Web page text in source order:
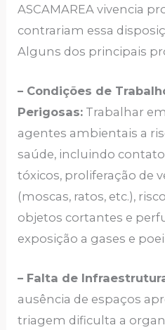
ASCAMAREA vivencia
contrariam essa
Alguns dos principais
– Condições de
Perigosas: Trabalhar
agentes ambientais a
saúde, incluindo
tóxicos, proliferação de
(moscas, ratos, etc.),
objetos cortantes e
exposição a gases e
– Falta de
ausência de espaços
triagem dificulta a